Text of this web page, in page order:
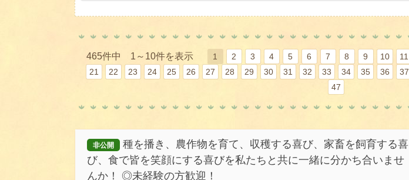
465件中 1～10件を表示 1 2 3 4 5 6 7 8 9 10 11
21
22 23 24 25 26 27 28 29 30 31 32 33 34 35 36 37
47
非公開
種を播き、農作物を育て、収穫する喜び、家畜を飼育する喜
び、食で皆を笑顔にする喜びを私たちと共に一緒に分かち合いませ
んか！ ◎未経験の方歓迎！